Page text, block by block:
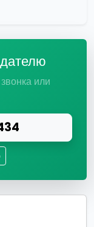
или